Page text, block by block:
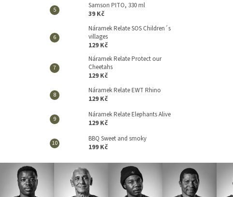
Samson PITO, 330 ml
39 Kč
Náramek Relate SOS Children´s
villages
129 Kč
Náramek Relate Protect our
Cheetahs
129 Kč
Náramek Relate EWT Rhino
129 Kč
Náramek Relate Elephants Alive
129 Kč
BBQ Sweet and smoky
199 Kč